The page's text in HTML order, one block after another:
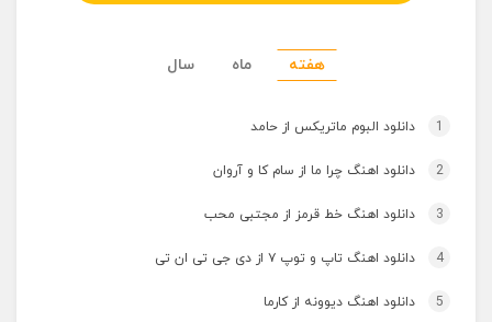
هفته ماه سال
1 دانلود البوم ماتریکس از حامد
2 دانلود اهنگ چرا ما از سام کا و آروان
3 دانلود اهنگ خط قرمز از مجتبی محب
4 دانلود اهنگ تاپ و توپ ۷ از دی جی تی ان تی
5 دانلود اهنگ دیوونه از کارما